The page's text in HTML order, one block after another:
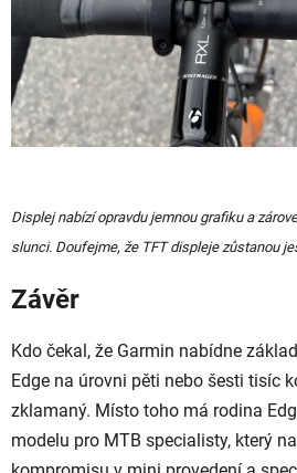
Displej nabízí opravdu jemnou grafiku a
slunci. Doufejme, že TFT displeje zůstanou
Závěr
Kdo čekal, že Garmin nabídne
Edge na úrovni pěti nebo šesti tisíc
zklamaný. Místo toho má rodina
modelu pro MTB specialisty, který